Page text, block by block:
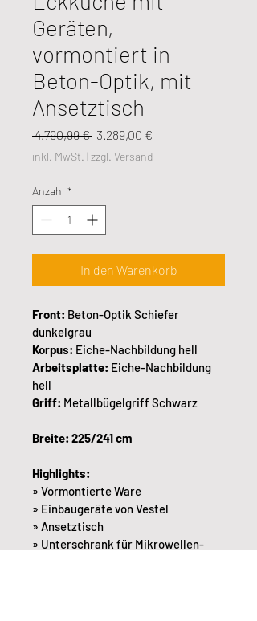
Geräten,
vormontiert in
Beton-Optik, mit
Ansetztisch
4.790,99 € Standardpreis
3.289,00 €
inkl. MwSt. |zzgl. Versand
Anzahl *
In den Warenkorb
Front: Beton-Optik Schiefer
dunkelgrau
Korpus: Eiche-Nachbildung hell
Arbeitsplatte: Eiche-Nachbildung
hell
Griff: Metallbügelgriff Schwarz
Breite: 225/241 cm
Highlights:
» Vormontierte Ware
» Einbaugeräte von Vestel
» Ansetztisch
» Unterschrank für Mikrowellen-